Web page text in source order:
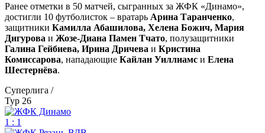
Ранее отметки в 50 матчей, сыгранных за ЖФК «Динамо»,
достигли 10 футболисток – вратарь Арина Таранченко,
защитники Камилла Абашилова, Хелена Божич, Мария
Дигурова и Жозе-Диана Памен Тчато, полузащитники
Галина Гейбиева, Ирина Дричева и Кристина
Комиссарова, нападающие Кайлан Уиллиамс и Елена
Шестернёва.
Суперлига /
Тур 26
1 : 1